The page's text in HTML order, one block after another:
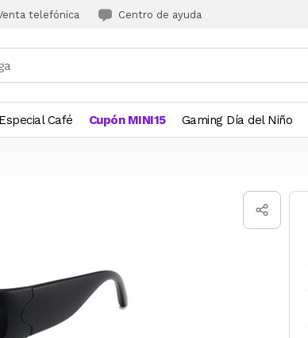
telefónica Centro de ayuda
Especial Café Cupón MINI15 Gaming Día del Niño